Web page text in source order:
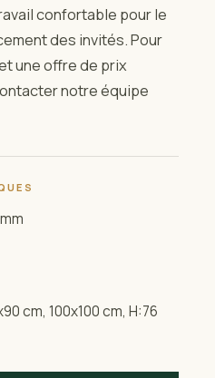
confortable pour le
des invités. Pour
une offre de prix
notre équipe
cm, 100x100 cm, H:76